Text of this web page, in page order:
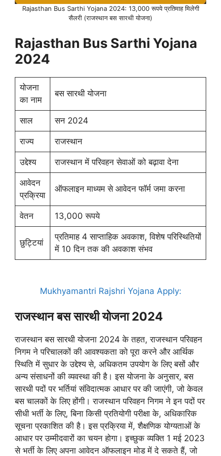
Rajasthan Bus Sarthi Yojana 2024: 13,000 रूपये प्रतिमाह मिलेगी
सैलरी (राजस्थान बस सारथी योजना)
Rajasthan Bus Sarthi Yojana
2024
योजना
का नाम
बस सारथी योजना
साल सन 2024
राज्य राजस्थान
उद्देश्य राजस्थान में परिवहन सेवाओं को बढ़ावा देना
आवेदन
प्रक्रिया
ऑफलाइन माध्यम से आवेदन फॉर्म जमा करना
वेतन 13,000 रूपये
छुट्टियां
प्रतिमाह 4 साप्ताहिक अवकाश, विशेष परिस्थितियों
में 10 दिन तक की अवकाश संभव
Mukhyamantri Rajshri Yojana Apply:
राजस्थान बस सारथी योजना 2024
राजस्थान बस सारथी योजना 2024 के तहत, राजस्थान परिवहन
निगम ने परिचालकों की आवश्यकता को पूरा करने और आर्थिक
स्थिति में सुधार के उद्देश्य से, अधिकतम उपयोग के लिए बसों और
अन्य संसाधनों की व्यवस्था की है। इस योजना के अनुसार, बस
सारथी पदों पर भर्तियां संविदात्मक आधार पर की जाएंगी, जो केवल
बस चालकों के लिए होंगी। राजस्थान परिवहन निगम ने इन पदों पर
सीधी भर्ती के लिए, बिना किसी प्रतियोगी परीक्षा के, अधिकारिक
सूचना प्रकाशित की है। इस प्रक्रिया में, शैक्षणिक योग्यताओं के
आधार पर उम्मीदवारों का चयन होगा। इच्छुक व्यक्ति 1 मई 2023
से भर्ती के लिए अपना आवेदन ऑफलाइन मोड में दे सकते हैं, जो